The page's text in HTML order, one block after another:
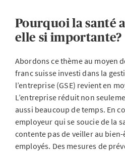
Pourquoi la santé
elle si importante?
Abordons ce thème au moyen
franc suisse investi dans la
l’entreprise (GSE) revient en
L’entreprise réduit non
aussi beaucoup de temps. En
employeur qui se soucie de la
contente pas de veiller au
employés. Des mesures de